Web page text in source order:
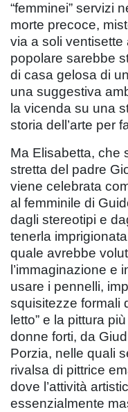
“femminei” servizi
morte precoce,
via a soli
popolare sarebbe
di casa gelosa di
una suggestiva
la vicenda su una
storia dell’arte per
Ma Elisabetta, che
stretta del padre
viene celebrata
al femminile di
dagli stereotipi e
tenerla
quale avrebbe
l’immaginazione e
usare i pennelli,
squisitezze formali
letto” e la pittura
donne forti, da
Porzia, nelle quali
rivalsa di pittrice
dove l’attività
essenzialmente